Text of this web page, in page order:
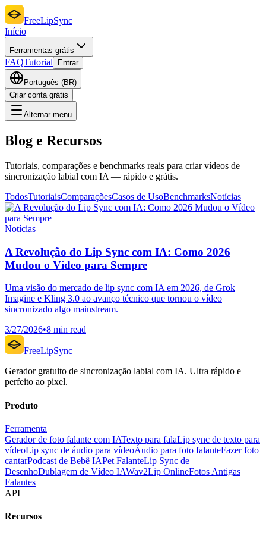
FreeLipSync
Início
Ferramentas grátis
FAQTutorial Entrar
Português (BR)
Criar conta grátis
Alternar menu
Blog e Recursos
Tutoriais, comparações e benchmarks reais para criar vídeos de
sincronização labial com IA — rápido e grátis.
TodosTutoriaisComparaçõesCasos de UsoBenchmarksNotícias
Notícias
A Revolução do Lip Sync com IA: Como 2026
Mudou o Vídeo para Sempre
Uma visão do mercado de lip sync com IA em 2026, de Grok
Imagine e Kling 3.0 ao avanço técnico que tornou o vídeo
sincronizado algo mainstream.
3/27/2026•8 min read
FreeLipSync
Gerador gratuito de sincronização labial com IA. Ultra rápido e
perfeito ao pixel.
Produto
Ferramenta
Gerador de foto falante com IATexto para falaLip sync de texto para
vídeoLip sync de áudio para vídeoÁudio para foto falanteFazer foto
cantarPodcast de Bebê IAPet FalanteLip Sync de
DesenhoDublagem de Vídeo IAWav2Lip OnlineFotos Antigas
Falantes
API
Recursos